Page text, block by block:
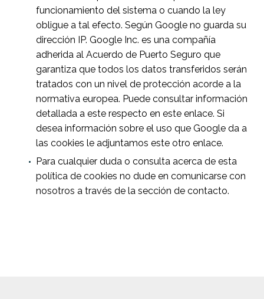
funcionamiento del sistema o cuando la ley
obligue a tal efecto. Según Google no guarda su
dirección IP. Google Inc. es una compañía
adherida al Acuerdo de Puerto Seguro que
garantiza que todos los datos transferidos serán
tratados con un nivel de protección acorde a la
normativa europea. Puede consultar información
detallada a este respecto en este enlace. Si
desea información sobre el uso que Google da a
las cookies le adjuntamos este otro enlace.
Para cualquier duda o consulta acerca de esta
política de cookies no dude en comunicarse con
nosotros a través de la sección de contacto.